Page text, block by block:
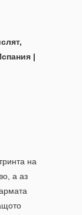
|
на
a аз